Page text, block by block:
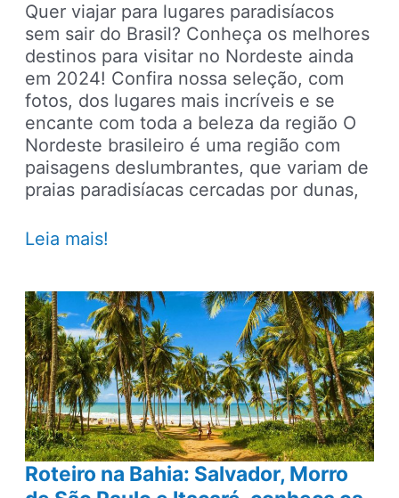
Quer viajar para lugares paradisíacos
sem sair do Brasil? Conheça os melhores
destinos para visitar no Nordeste ainda
em 2024! Confira nossa seleção, com
fotos, dos lugares mais incríveis e se
encante com toda a beleza da região O
Nordeste brasileiro é uma região com
paisagens deslumbrantes, que variam de
praias paradisíacas cercadas por dunas,
Melhores
visitar
no
Nordeste:
16
lugares
para
ir
em
2024
Leia mais!
Roteiro na Bahia: Salvador, Morro